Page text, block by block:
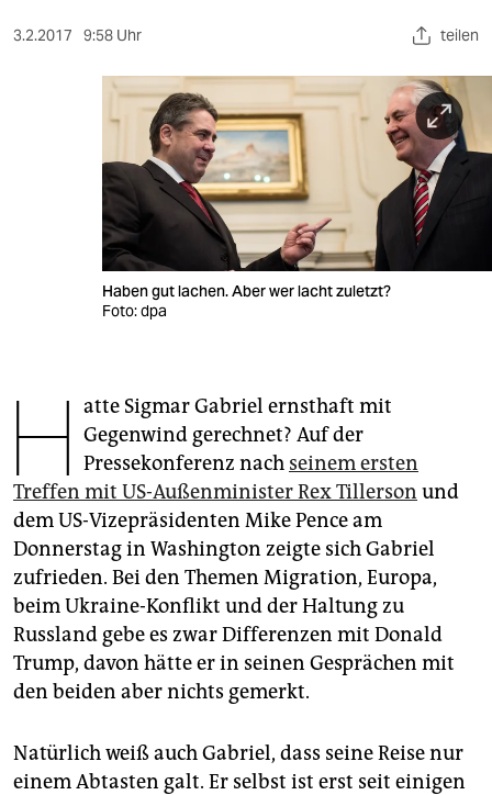
wahrheit
veranstaltungen
unterstützen
abo
genossenschaft
epaper login
3.2.2017 9:58 Uhr teilen
Haben gut lachen. Aber wer lacht zuletzt?
Foto: dpa
H atte Sigmar Gabriel ernsthaft mit
Gegenwind gerechnet? Auf der
Pressekonferenz nach seinem ersten
Treffen mit US-Außenminister Rex Tillerson und
dem US-Vizepräsidenten Mike Pence am
Donnerstag in Washington zeigte sich Gabriel
zufrieden. Bei den Themen Migration, Europa,
beim Ukraine-Konflikt und der Haltung zu
Russland gebe es zwar Differenzen mit Donald
Trump, davon hätte er in seinen Gesprächen mit
den beiden aber nichts gemerkt.
Natürlich weiß auch Gabriel, dass seine Reise nur
einem Abtasten galt. Er selbst ist erst seit einigen